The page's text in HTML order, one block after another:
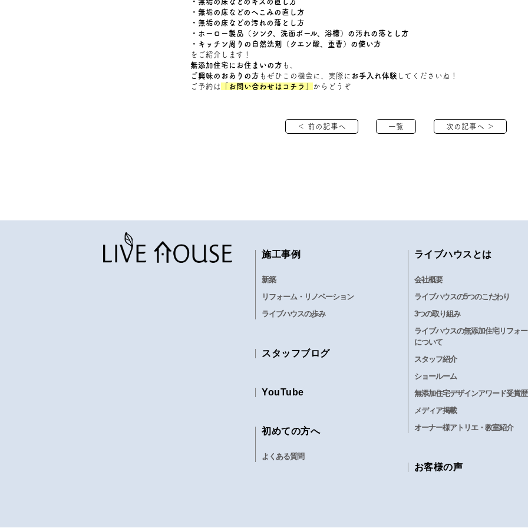
・無垢の床などのキズの直し方
・無垢の床などのへこみの直し方
・無垢の床などの汚れの落とし方
・ホーロー製品（シンク、洗面ボール、浴槽）の汚れの落とし方
・キッチン周りの自然洗剤（クエン酸、重曹）の使い方
をご紹介します！
無添加住宅にお住まいの方 も、
ご興味のおありの方 もぜひこの機会に、実際に お手入れ体験 してくださいね！
ご予約は
「お問い合わせはコチラ」 からどうぞ
＜ 前の記事へ 一覧 次の記事へ ＞
施工事例
新築
リフォーム・リノベーション
ライブハウスの歩み
スタッフブログ
YouTube
初めての方へ
よくある質問
ライブハウスとは
会社概要
ライブハウスの5つのこだわり
3つの取り組み
ライブハウスの無添加住宅リフォ
について
スタッフ紹介
ショールーム
無添加住宅デザインアワード受賞歴
メディア掲載
オーナー様アトリエ・教室紹介
お客様の声